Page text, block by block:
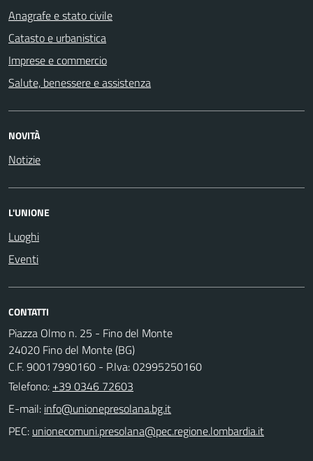
Anagrafe e stato civile
Catasto e urbanistica
Imprese e commercio
Salute, benessere e assistenza
NOVITÀ
Notizie
L'UNIONE
Luoghi
Eventi
CONTATTI
Piazza Olmo n. 25 - Fino del Monte
24020 Fino del Monte (BG)
C.F. 90017990160 - P.Iva: 02995250160
Telefono: +39 0346 72603
E-mail:
PEC: